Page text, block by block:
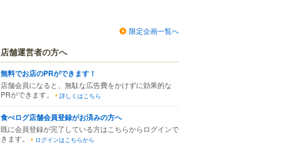
限定企画一覧へ
店舗運営者の方へ
無料でお店のPRができます！
店舗会員になると、無駄な広告費をかけずに効果的な
PRができます。
詳しくはこちら
食べログ店舗会員登録がお済みの方へ
既に会員登録が完了している方はこちらからログインで
きます。
ログインはこちらから